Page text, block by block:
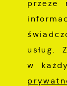
przeze
usług.
w